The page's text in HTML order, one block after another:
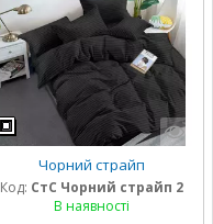
Чорний страйп
Код: СтС Чорний страйп 2
В наявності